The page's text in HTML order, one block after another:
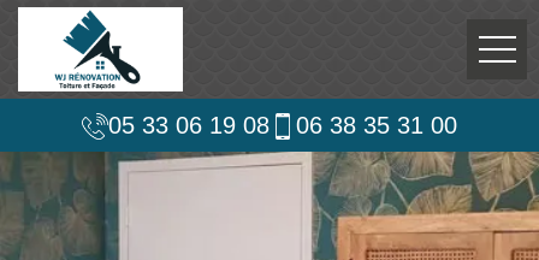
05 33 06 19 08 06 38 35 31 00